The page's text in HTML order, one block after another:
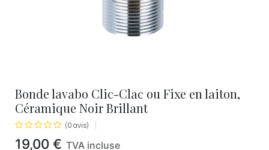
Bonde lavabo Clic-Clac ou Fixe en laiton,
Céramique Noir Brillant
(0 avis)
19,00 € TVA incluse